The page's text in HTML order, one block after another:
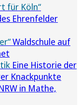
für Köln“
Ehrenfelder
Waldschule auf
Eine Historie der
Knackpunkte
in Mathe,